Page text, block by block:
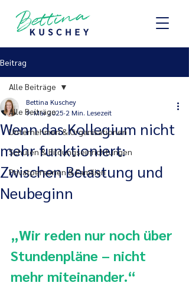
Beitrag
Alle Beiträge
Unternehmen & Organisationen
Schulen & Bildungseinrichtungen
Privatpersonen & Familien
Alle Beiträge
Wenn das Kollegium nicht
mehr funktioniert:
Zwischen Belastung und
Neubeginn
Bettina Kuschey
9. Mai 2025 2 Min. Lesezeit
„Wir reden nur noch über
Stundenpläne – nicht
mehr miteinander.“